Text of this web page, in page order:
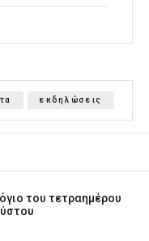
εκδηλώσεις
του τετραημέρου